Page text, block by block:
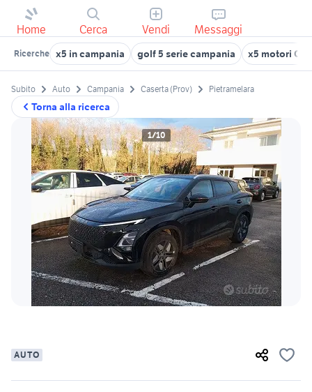
Home Cerca Vendi Messaggi
Ricerche x5 in campania golf 5 serie campania x5 motori
Torna alla ricerca
Subito Auto Campania Caserta (Prov) Pietramelara
1/10
AUTO